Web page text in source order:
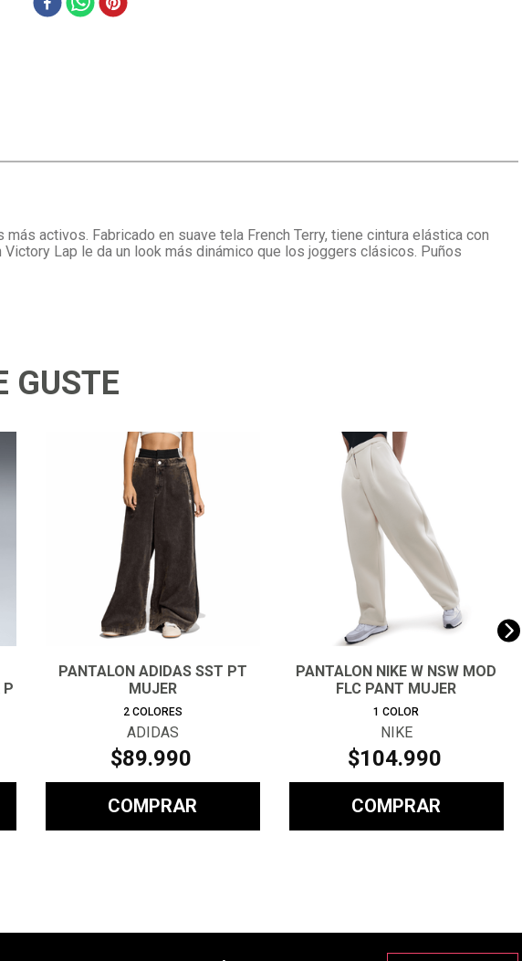
activos. Fabricado en suave tela French Terry, tiene cintura elástica con
Lap le da un look más dinámico que los joggers clásicos. Puños
GUSTE
P
PANTALON ADIDAS SST PT
MUJER
2 COLORES
ADIDAS
$89.990
COMPRAR
PANTALON NIKE W NSW MOD
FLC PANT MUJER
1 COLOR
NIKE
$104.990
COMPRAR